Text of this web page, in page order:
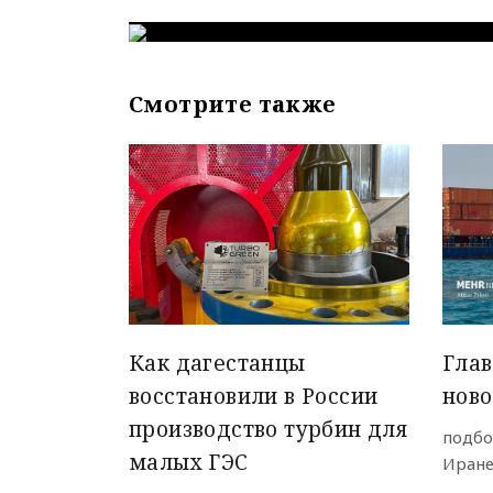
Смотрите также
Как дагестанцы
восстановили в России
производство турбин для
малых ГЭС
Иране